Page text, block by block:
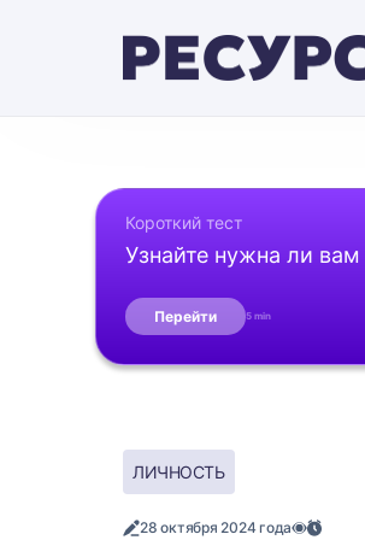
Короткий тест
Узнайте нужна ли
Перейти 5 min
ЛИЧНОСТЬ
28 октября 2024 года